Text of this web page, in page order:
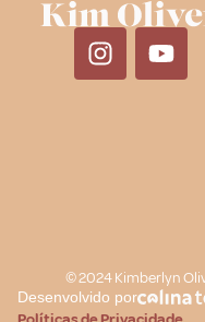
© 2024 Kimberlyn
Desenvolvido por